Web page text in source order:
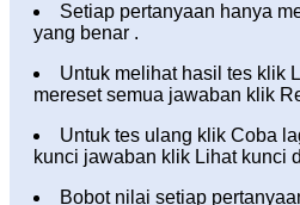
Setiap pertanyaan hanya
yang benar .
Untuk melihat hasil tes klik
mereset semua jawaban klik
Untuk tes ulang klik Coba
kunci jawaban klik Lihat kunci
Bobot nilai setiap